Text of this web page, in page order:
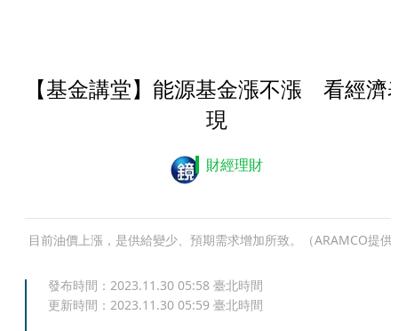
【基金講堂】能源基金漲不漲 看經濟
現
財經理財
目前油價上漲，是供給變少、預期需求增加所致。（ARAMCO提供
發布時間： 2023.11.30 05:58 臺北時間
更新時間： 2023.11.30 05:59 臺北時間